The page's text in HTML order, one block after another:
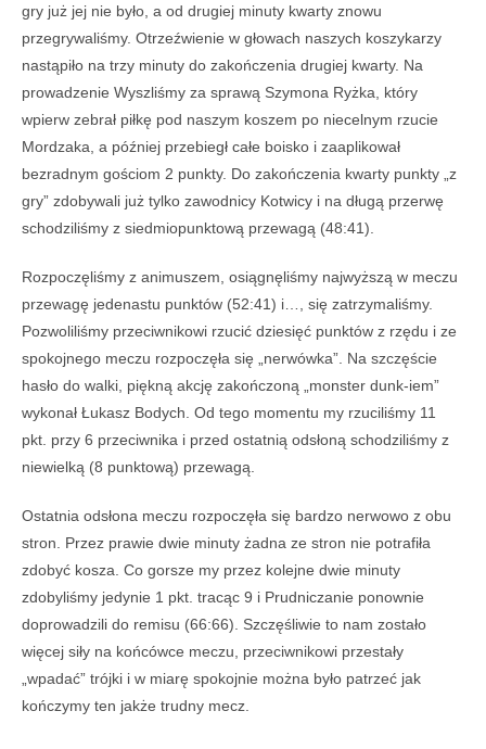
gry już jej nie było, a od drugiej minuty kwarty znowu
przegrywaliśmy. Otrzeźwienie w głowach naszych koszykarzy
nastąpiło na trzy minuty do zakończenia drugiej kwarty. Na
prowadzenie Wyszliśmy za sprawą Szymona Ryżka, który
wpierw zebrał piłkę pod naszym koszem po niecelnym rzucie
Mordzaka, a później przebiegł całe boisko i zaaplikował
bezradnym gościom 2 punkty. Do zakończenia kwarty punkty „z
gry” zdobywali już tylko zawodnicy Kotwicy i na długą przerwę
schodziliśmy z siedmiopunktową przewagą (48:41).
Rozpoczęliśmy z animuszem, osiągnęliśmy najwyższą w meczu
przewagę jedenastu punktów (52:41) i…, się zatrzymaliśmy.
Pozwoliliśmy przeciwnikowi rzucić dziesięć punktów z rzędu i ze
spokojnego meczu rozpoczęła się „nerwówka”. Na szczęście
hasło do walki, piękną akcję zakończoną „monster dunk-iem”
wykonał Łukasz Bodych. Od tego momentu my rzuciliśmy 11
pkt. przy 6 przeciwnika i przed ostatnią odsłoną schodziliśmy z
niewielką (8 punktową) przewagą.
Ostatnia odsłona meczu rozpoczęła się bardzo nerwowo z obu
stron. Przez prawie dwie minuty żadna ze stron nie potrafiła
zdobyć kosza. Co gorsze my przez kolejne dwie minuty
zdobyliśmy jedynie 1 pkt. tracąc 9 i Prudniczanie ponownie
doprowadzili do remisu (66:66). Szczęśliwie to nam zostało
więcej siły na końcówce meczu, przeciwnikowi przestały
„wpadać” trójki i w miarę spokojnie można było patrzeć jak
kończymy ten jakże trudny mecz.